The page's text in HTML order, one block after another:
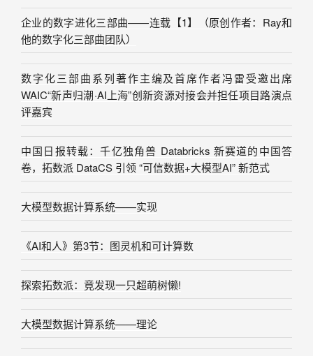
企业的数字进化三部曲——连载【1】（原创作者：Ray和
他的数字化三部曲团队）
数字化三部曲系列著作主编及首席作者冯雷受邀出席
WAIC“新声归潮·AI上海”创新资源对接会并担任项目路演点
评嘉宾
中国日报转载：千亿独角兽 Databricks 新赛道的中国答
卷，拓数派 DataCS 引领 “可信数据+大模型AI” 新范式
大模型数据计算系统——实现
《AI和人》第3节：图灵机和可计算数
探索拓数派：竟发现一只超萌树懒!
大模型数据计算系统——理论